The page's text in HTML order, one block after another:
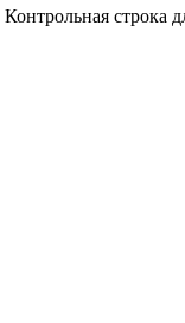
Контрольная строка